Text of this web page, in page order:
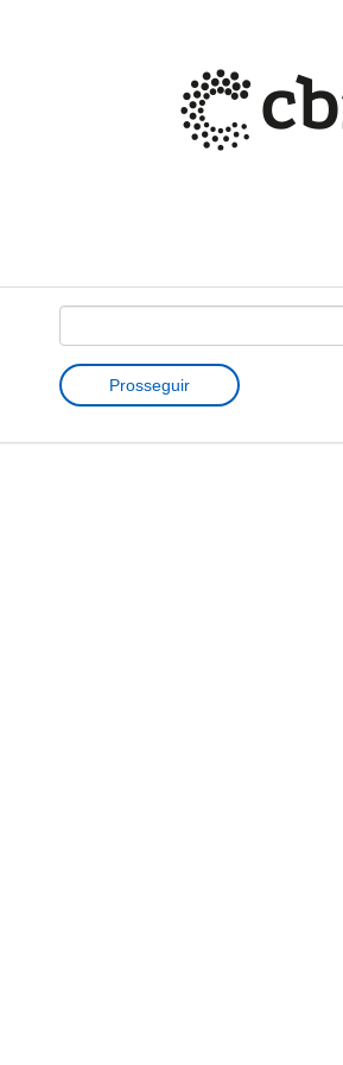
Prosseguir